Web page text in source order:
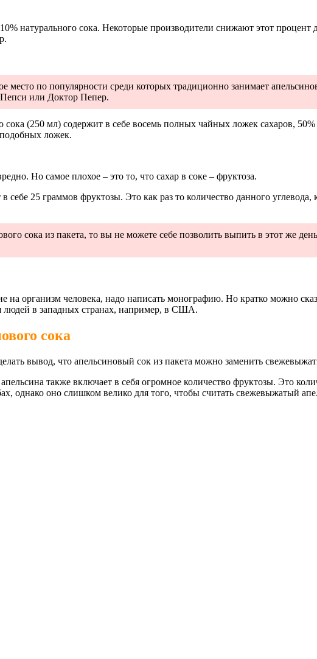
натурального сока. Некоторые производители снижают этот
место по популярности среди которых традиционно занимает
или Доктор Пепер.
сока (250 мл) содержит в себе восемь полных чайных ложек сахаров,
ложек.
Но самое плохое – это то, что сахар в соке – фруктоза.
себе 25 граммов фруктозы. Это как раз то количество данного
сока из пакета, то вы не можете себе позволить выпить в этот же
на организм человека, надо написать монографию. Но кратко можно
людей в западных странах, например, в США.
сока
вывод, что апельсиновый сок из пакета можно заменить
также включает в себя огромное количество фруктозы. Это
однако оно слишком велико для того, чтобы считать свежевыжатый